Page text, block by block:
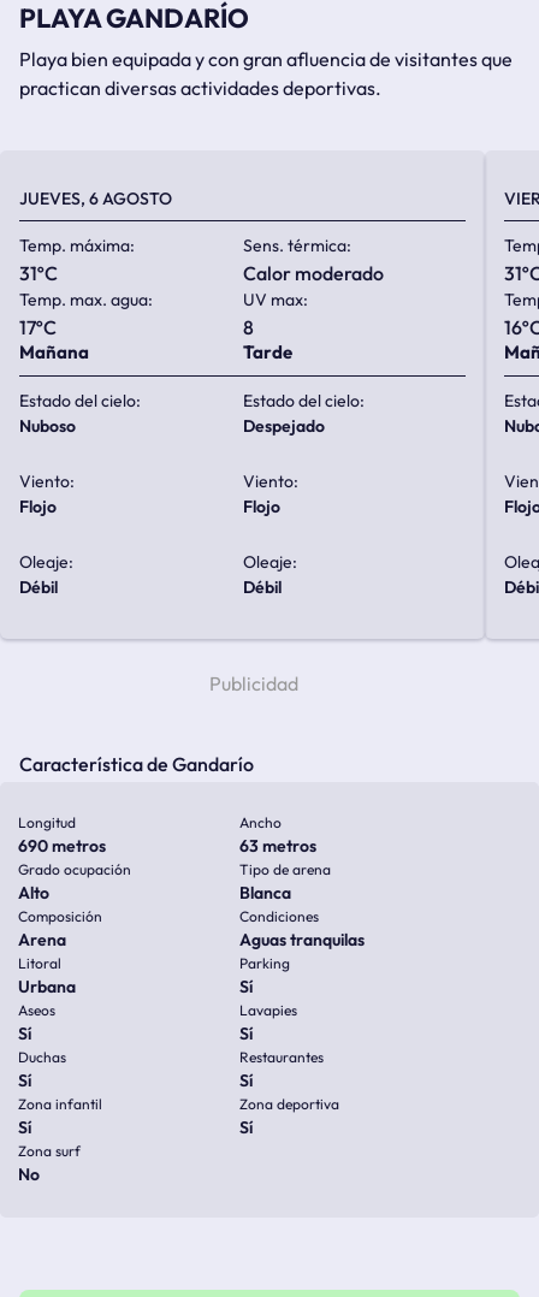
PLAYA GANDARÍO
Playa bien equipada y con gran afluencia de visitantes que
practican diversas actividades deportivas.
JUEVES, 6 AGOSTO
Temp. máxima:
31ºC
Sens. térmica:
calor moderado
Temp. max. agua:
17ºC
UV max:
8
Mañana
Estado del cielo:
nuboso
Viento:
flojo
Oleaje:
débil
Tarde
Estado del cielo:
despejado
Viento:
flojo
Oleaje:
débil
Característica de Gandarío
Longitud
690 metros
Ancho
63 metros
Grado ocupación
Alto
Tipo de arena
Blanca
Composición
Arena
Condiciones
Aguas tranquilas
Litoral
Urbana
Parking
Sí
Aseos
Sí
Lavapies
Sí
Duchas
Sí
Restaurantes
Sí
Zona infantil
Sí
Zona deportiva
Sí
Zona surf
No